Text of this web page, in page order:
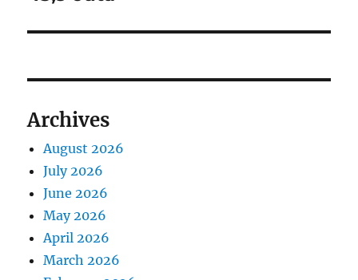
g
i
n
p
s
:Archives
August 2026
July 2026
June 2026
May 2026
April 2026
March 2026